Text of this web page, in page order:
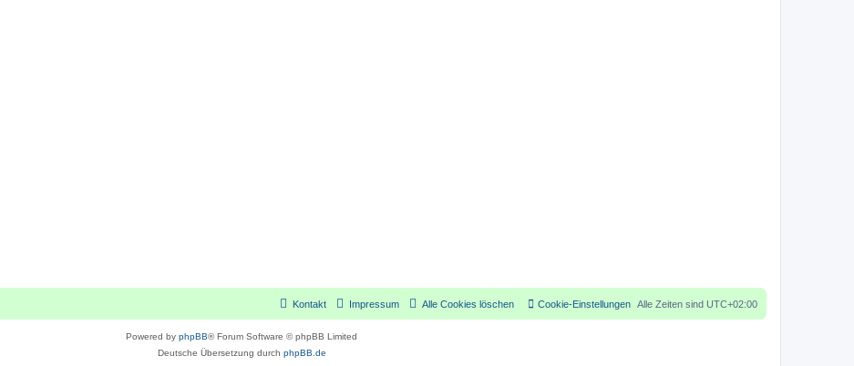
Alle Zeiten sind UTC+02:00
Cookie-Einstellungen
Alle Cookies löschen
Impressum
Kontakt
Powered by phpBB® Forum Software © phpBB Limited
Deutsche Übersetzung durch phpBB.de